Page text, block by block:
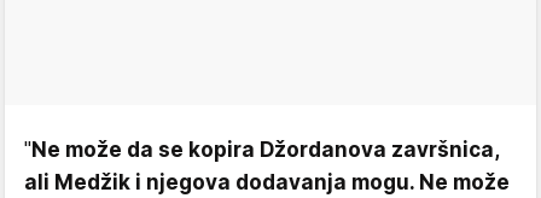
"Ne može da se kopira Džordanova završnica,
ali Medžik i njegova dodavanja mogu. Ne može